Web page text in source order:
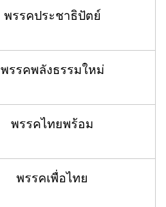
พรรคประชาธิปัตย์
พรรคพลังธรรมใหม่
พรรคไทยพร้อม
พรรคเพื่อไทย